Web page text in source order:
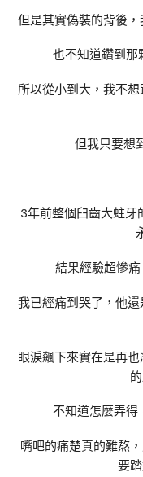
但是其實偽裝的背後，
也不知道鑽到那
所以從小到大，我不
但我只要想
3年前整個臼齒大蛀牙
結果經驗超慘
我已經痛到哭了，他
眼淚飆下來實在是再
不知道怎麼弄
嘴吧的痛楚真的難熬
要